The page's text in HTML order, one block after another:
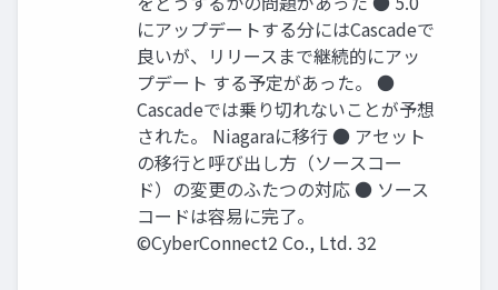
にアップデートする分にはCascadeで
良いが、リリースまで継続的にアッ
プデート する予定があった。 ●
Cascadeでは乗り切れないことが予想
された。 Niagaraに移行 ● アセット
の移行と呼び出し方（ソースコー
ド）の変更のふたつの対応 ● ソース
コードは容易に完了。
©CyberConnect2 Co., Ltd. 32